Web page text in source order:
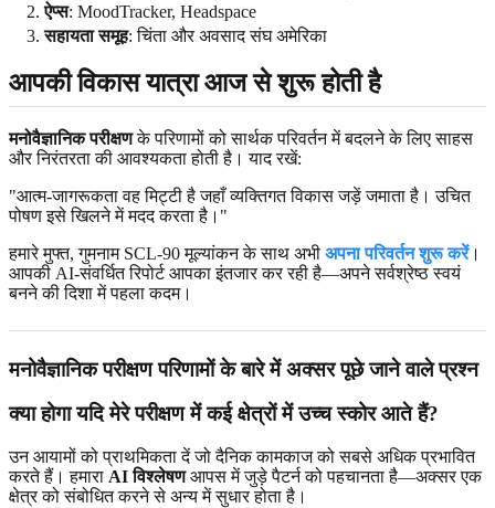
ऐप्स: MoodTracker, Headspace
सहायता समूह: चिंता और अवसाद संघ अमेरिका
आपकी विकास यात्रा आज से शुरू होती है
मनोवैज्ञानिक परीक्षणके परिणामों को सार्थक परिवर्तन में बदलने के लिए साहस
और निरंतरता की आवश्यकता होती है। याद रखें:
"आत्म-जागरूकता वह मिट्टी है जहाँ व्यक्तिगत विकास जड़ें जमाता है। उचित
पोषण इसे खिलने में मदद करता है।"
हमारे मुफ्त, गुमनाम SCL-90 मूल्यांकन के साथ अभी अपना परिवर्तन शुरू करें।
आपकी AI-संवर्धित रिपोर्ट आपका इंतजार कर रही है—अपने सर्वश्रेष्ठ स्वयं
बनने की दिशा में पहला कदम।
मनोवैज्ञानिक परीक्षण परिणामों के बारे में अक्सर पूछे जाने वाले प्रश्न
क्या होगा यदि मेरे परीक्षण में कई क्षेत्रों में उच्च स्कोर आते हैं?
उन आयामों को प्राथमिकता दें जो दैनिक कामकाज को सबसे अधिक प्रभावित
करते हैं। हमारा AI विश्लेषणआपस में जुड़े पैटर्न को पहचानता है—अक्सर एक
क्षेत्र को संबोधित करने से अन्य में सुधार होता है।